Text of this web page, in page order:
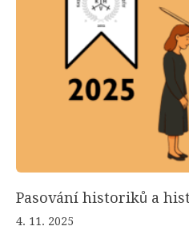
Pasování historiků a
4. 11. 2025